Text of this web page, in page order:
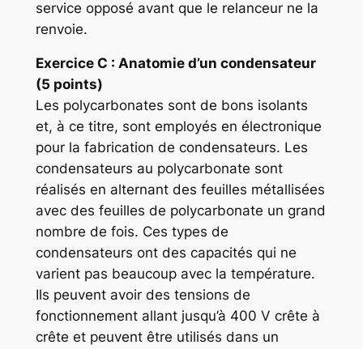
service opposé avant que le relanceur ne la
renvoie.
ExerciceC : Anatomie d’un condensateur
(5 points)
Les polycarbonates sont de bons isolants
et, à ce titre, sont employés en électronique
pour la fabrication de condensateurs. Les
condensateurs au polycarbonate sont
réalisés en alternant des feuilles métallisées
avec des feuilles de polycarbonate un grand
nombre de fois. Ces types de
condensateurs ont des capacités qui ne
varient pas beaucoup avec la température.
Ils peuvent avoir des tensions de
fonctionnement allant jusqu’à 400 V crête à
crête et peuvent être utilisés dans un